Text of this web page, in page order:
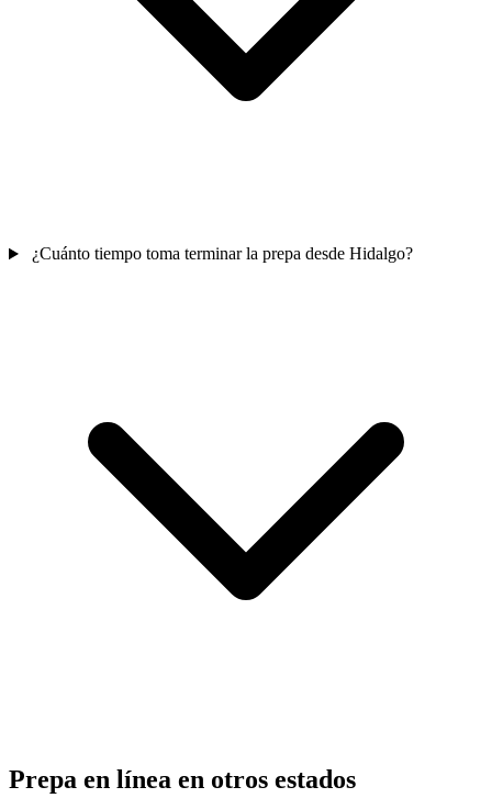
¿Cuánto tiempo toma terminar la prepa desde Hidalgo?
Prepa en línea en otros estados